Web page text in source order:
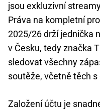
jsou exkluzivní
Práva na kompletní
2025/26 drží jednička
v Česku, tedy značka
sledovat všechny
soutěže, včetně těch
Založení účtu je